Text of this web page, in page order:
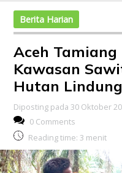
Berita Harian
Aceh Tamiang
Kawasan
Hutan Lindung
Diposting pada 30 Oktober
0 Comments
Reading time: 3 menit